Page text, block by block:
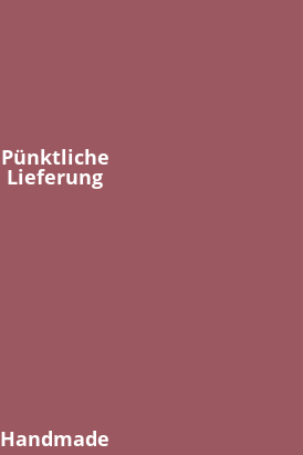
Pünktliche
Lieferung
Handmade